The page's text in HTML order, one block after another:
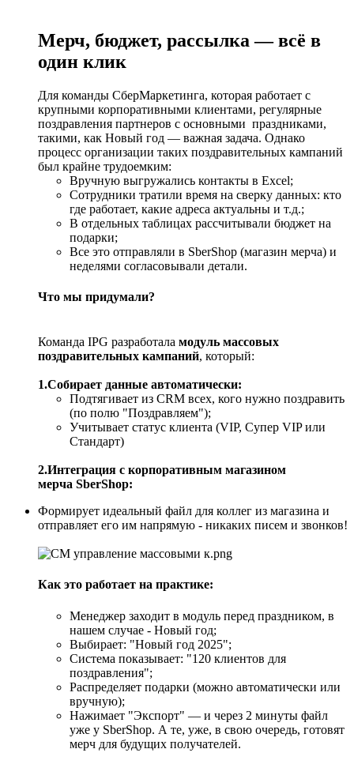
Мерч, бюджет, рассылка — всё в
один клик
Для команды СберМаркетинга, которая работает с
крупными корпоративными клиентами, регулярные
поздравления партнеров с основными праздниками,
такими, как Новый год — важная задача. Однако
процесс организации таких поздравительных кампаний
был крайне трудоемким:
Вручную выгружались контакты в Excel;
Сотрудники тратили время на сверку данных: кто
где работает, какие адреса актуальны и т.д.;
В отдельных таблицах рассчитывали бюджет на
подарки;
Все это отправляли в SberShop (магазин мерча) и
неделями согласовывали детали.
Что мы придумали?
Команда IPG разработала модуль массовых
поздравительных кампаний, который:
1.Собирает данные автоматически:
Подтягивает из CRM всех, кого нужно поздравить
(по полю "Поздравляем");
Учитывает статус клиента (VIP, Супер VIP или
Стандарт)
2.Интеграция с корпоративным магазином
мерча SberShop:
Формирует идеальный файл для коллег из магазина и
отправляет его им напрямую - никаких писем и звонков!
Как это работает на практике:
Менеджер заходит в модуль перед праздником, в
нашем случае - Новый год;
Выбирает: "Новый год 2025";
Система показывает: "120 клиентов для
поздравления";
Распределяет подарки (можно автоматически или
вручную);
Нажимает "Экспорт" — и через 2 минуты файл
уже у SberShop. А те, уже, в свою очередь, готовят
мерч для будущих получателей.